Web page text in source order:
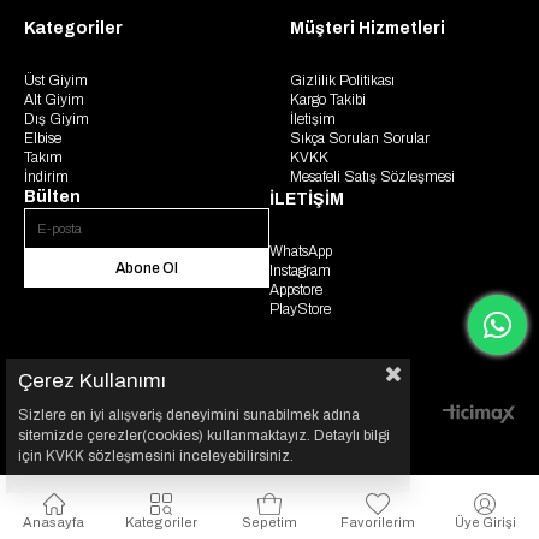
Kategoriler
Üst Giyim
Alt Giyim
Dış Giyim
Elbise
Takım
İndirim
Müşteri Hizmetleri
Gizlilik Politikası
Kargo Takibi
İletişim
Sıkça Sorulan Sorular
KVKK
Mesafeli Satış Sözleşmesi
Bülten
Abone Ol
İLETİŞİM
WhatsApp
Instagram
Appstore
PlayStore
© 2025 Gaus. Tüm hakları saklıdır.
Çerez Kullanımı
Sizlere en iyi alışveriş deneyimini sunabilmek adına
sitemizde çerezler(cookies) kullanmaktayız. Detaylı bilgi
için KVKK sözleşmesini inceleyebilirsiniz.
Anasayfa Kategoriler Sepetim Favorilerim Üye Girişi